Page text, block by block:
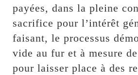
payées, dans la pleine
sacrifice pour l’intérêt
faisant, le processus
vide au fur et à mesure
pour laisser place à des